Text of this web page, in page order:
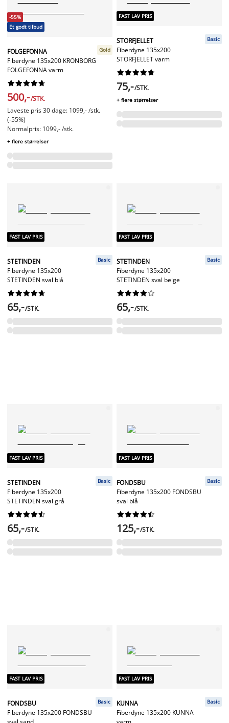
-55%
Et godt tilbud
FOLGEFONNA
Fiberdyne 135x200 KRONBORG
FOLGEFONNA varm
Gold






500,-/STK.
Laveste pris 30 dage: 1099,- /stk.
(-55%)
Normalpris: 1099,- /stk.
+ flere størrelser
FAST LAV PRIS
STORFJELLET
Fiberdyne 135x200
STORFJELLET varm
Basic






75,-/STK.
+ flere størrelser
FAST LAV PRIS
STETINDEN
Fiberdyne 135x200
STETINDEN sval blå
Basic






65,-/STK.
FAST LAV PRIS
STETINDEN
Fiberdyne 135x200
STETINDEN sval beige
Basic






65,-/STK.
FAST LAV PRIS
STETINDEN
Fiberdyne 135x200
STETINDEN sval grå
Basic






65,-/STK.
FAST LAV PRIS
FONDSBU
Fiberdyne 135x200 FONDSBU
sval blå
Basic






125,-/STK.
FAST LAV PRIS
FONDSBU
Fiberdyne 135x200 FONDSBU
Basic
FAST LAV PRIS
KUNNA
Fiberdyne 135x200 KUNNA
Basic